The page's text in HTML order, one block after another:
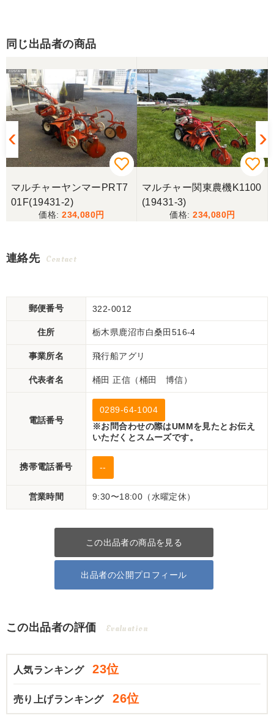
同じ出品者の商品
マルチャーヤンマーPRT7
01F(19431-2)
234,080
マルチャー関東農機K1100
(19431-3)
234,080
連絡先 Contact
郵便番号 322-0012
住所 栃木県鹿沼市白桑田516-4
事業所名 飛行船アグリ
代表者名 桶田 正信（桶田 博信）
電話番号
0289-64-1004
※お問合わせの際はUMMを見たとお伝え
いただくとスムーズです。
携帯電話番号 --
営業時間 9:30〜18:00（水曜定休）
この出品者の商品を見る
出品者の公開プロフィール
この出品者の評価 Evaluation
人気ランキング 23位
売り上げランキング 26位